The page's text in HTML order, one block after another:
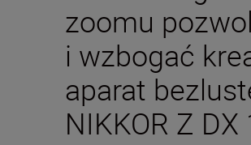
zoomu
i wzbogać
aparat
NIKKOR Z